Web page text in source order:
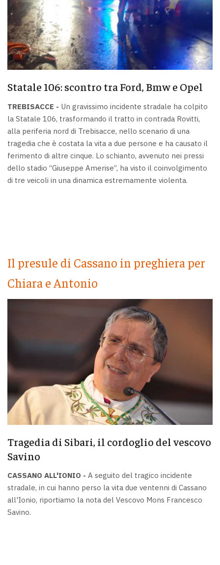
Statale 106: scontro tra Ford, Bmw e Opel
TREBISACCE - Un gravissimo incidente stradale ha colpito
la Statale 106, trasformando il tratto in contrada Rovitti,
alla periferia nord di Trebisacce, nello scenario di una
tragedia che è costata la vita a due persone e ha causato il
ferimento di altre cinque. Lo schianto, avvenuto nei pressi
dello stadio “Giuseppe Amerise”, ha visto il coinvolgimento
di tre veicoli in una dinamica estremamente violenta.
Il presule di Cassano in preghiera per
Chiara e Antonio
Tragedia di Sibari, il cordoglio del vescovo
Savino
CASSANO ALL'IONIO - A seguito del tragico incidente
stradale, in cui hanno perso la vita due ventenni di Cassano
all'Ionio, riportiamo la nota del Vescovo Mons Francesco
Savino.